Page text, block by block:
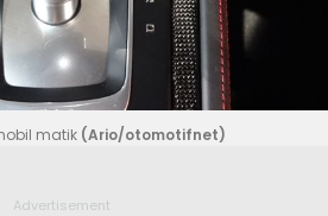
matik (Ario/otomotifnet)